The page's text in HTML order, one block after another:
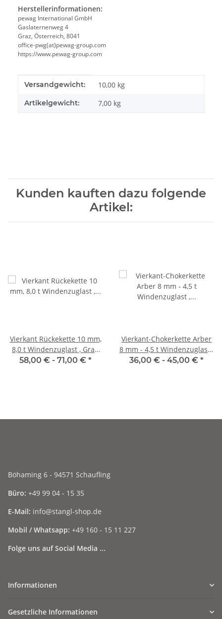
Herstellerinformationen:
pewag International GmbH
Gaslaternenweg 4
Graz, Österreich, 8041
office-pwg(at)pewag-group.com
https://www.pewag-group.com
Produkteigenschaft
Wert
Versandgewicht: 10,00 kg
Artikelgewicht: 7,00 kg
Kunden kauften dazu folgende
Artikel:
Vierkant Rückekette 10 mm,
8,0 t Windenzuglast , Grad
100 Profikette
58,00 € - 71,00 € *
Vierkant-Chokerkette Arber
8 mm - 4,5 t Windenzuglast ,
verstärkte Ausführung
36,00 € - 45,00 € *
Böhaming 6 - 94571 Schaufling
Büro: +49 99 04 - 15 35
E-Mail: info@stangl-shop.de
Mobil / Whatsapp: +49 160 - 15 11 227
Folge uns auf Social Media ...
Informationen
Gesetzliche Informationen